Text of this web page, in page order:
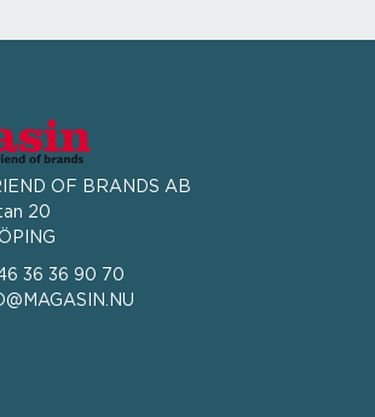
OF BRANDS AB
20
36 36 90 70